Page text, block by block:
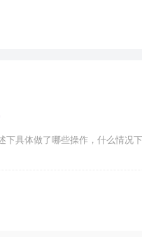
下具体做了哪些操作，什么情况